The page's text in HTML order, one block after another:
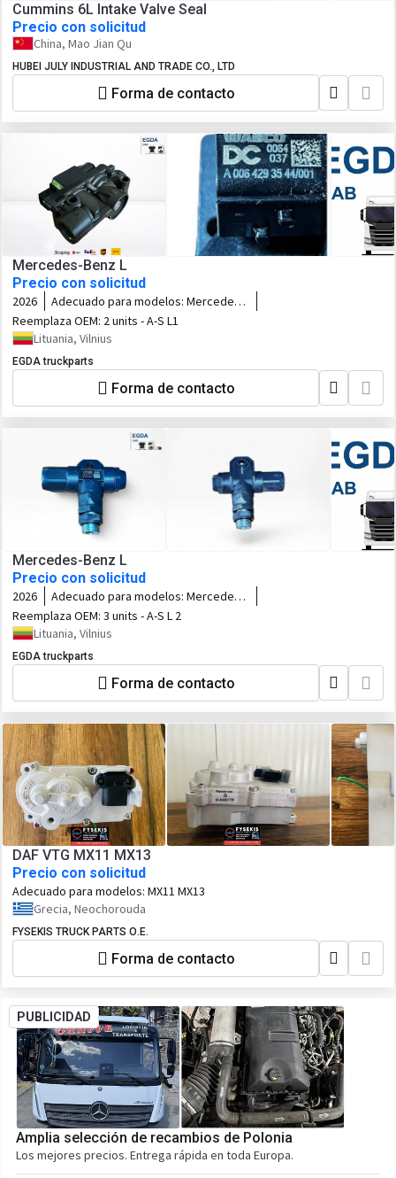
Cummins 6L Intake Valve Seal
Precio con solicitud
China, Mao Jian Qu
HUBEI JULY INDUSTRIAL AND TRADE CO., LTD
Forma de contacto
Mercedes-Benz L
Precio con solicitud
2026 Adecuado para modelos: Mercedes-
Benz L
Reemplaza OEM: 2 units - A-S L1
Lituania, Vilnius
EGDA truckparts
Forma de contacto
Mercedes-Benz L
Precio con solicitud
2026 Adecuado para modelos: Mercedes-
Benz L
Reemplaza OEM: 3 units - A-S L 2
Lituania, Vilnius
EGDA truckparts
Forma de contacto
DAF VTG MX11 MX13
Precio con solicitud
Adecuado para modelos: MX11 MX13
Grecia, Neochorouda
FYSEKIS TRUCK PARTS Ο.Ε.
Forma de contacto
PUBLICIDAD
Amplia selección de recambios de Polonia
Los mejores precios. Entrega rápida en toda Europa.